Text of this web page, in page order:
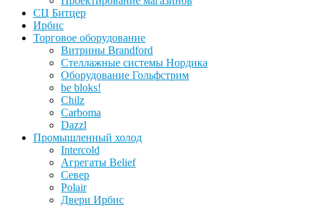
СЦ Битцер
Ирбис
Торговое оборудование
Витрины Brandford
Стеллажные системы Нордика
Оборудование Гольфстрим
be bloks!
Chilz
Carboma
Dazzl
Промышленный холод
Intercold
Агрегаты Belief
Север
Polair
Двери Ирбис